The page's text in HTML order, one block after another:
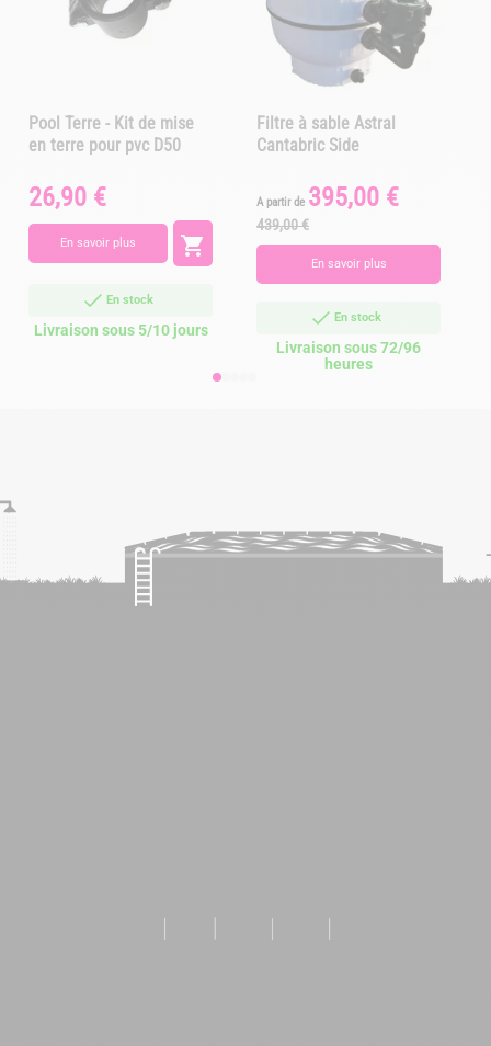
Pool Terre - Kit de mise
en terre pour pvc D50
Prix
26,90 €
En savoir plus 
En stock
Livraison sous 5/10 jours
Filtre à sable Astral
Cantabric Side
A partir de Prix
395,00 €Prix
439,00 €
En savoir plus
En stock
Livraison sous 72/96
heures